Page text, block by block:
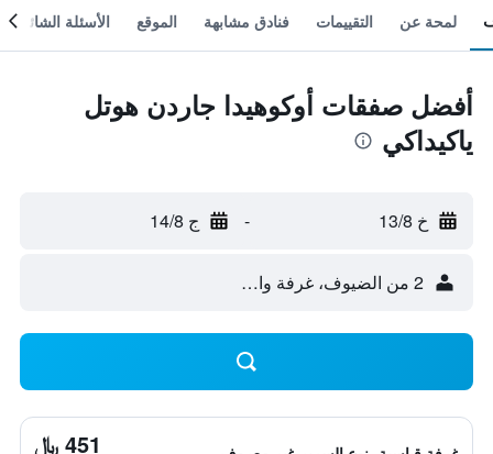
لمحة عن التقييمات فنادق مشابهة الموقع الأسئلة الشائعة
أفضل صفقات أوكوهيدا جاردن هوتل
ياكيداكي
خ 13/8 - ج 14/8
2 من الضيوف، غرفة واحدة
451 ﷼